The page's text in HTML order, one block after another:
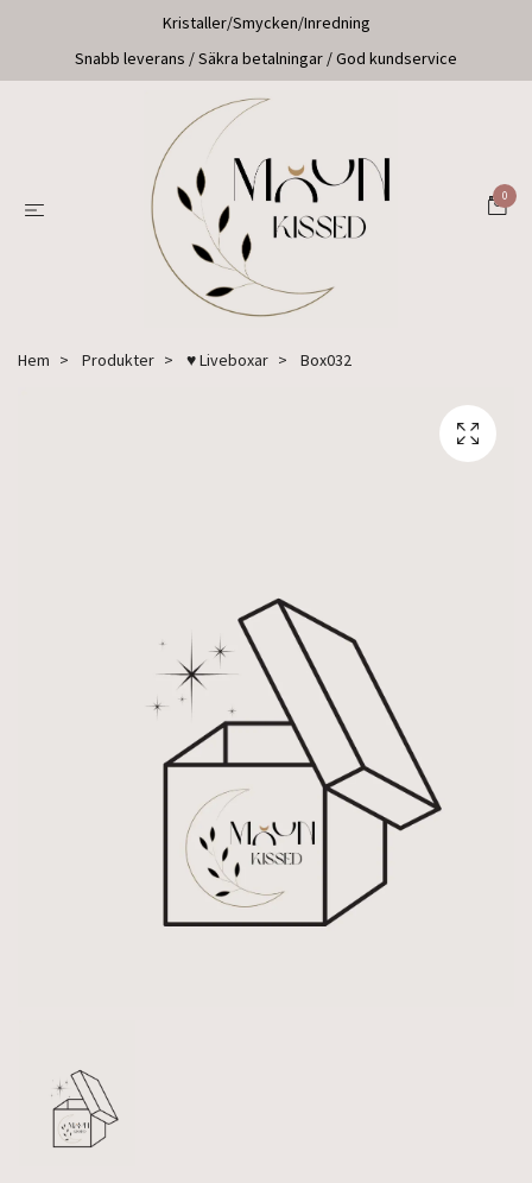
Kristaller/Smycken/Inredning
Snabb leverans / Säkra betalningar / God kundservice
0
Hem Produkter ♥ Liveboxar Box032